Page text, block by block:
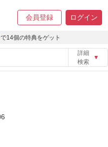
会員登録 ログイン
で14個の特典をゲット
詳細
検索
▼